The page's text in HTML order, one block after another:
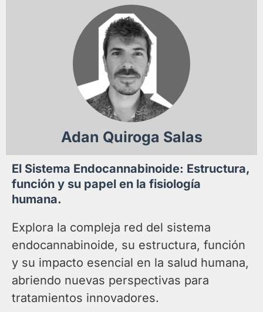
Adan Quiroga Salas
El Sistema Endocannabinoide: Estructura,
función y su papel en la fisiología
humana.
Explora la compleja red del sistema
endocannabinoide, su estructura, función
y su impacto esencial en la salud humana,
abriendo nuevas perspectivas para
tratamientos innovadores.